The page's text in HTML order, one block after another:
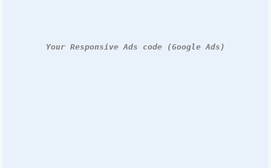
Your Responsive Ads code (Google Ads)